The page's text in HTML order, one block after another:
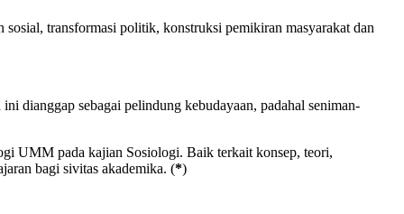
transformasi politik, konstruksi pemikiran masyarakat dan
dianggap sebagai pelindung kebudayaan, padahal seniman-
UMM pada kajian Sosiologi. Baik terkait konsep, teori,
bagi sivitas akademika. (*)